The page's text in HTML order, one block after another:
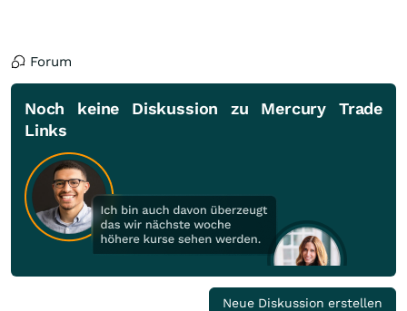
Forum
Noch keine Diskussion zu Mercury Trade
Links
Neue Diskussion erstellen